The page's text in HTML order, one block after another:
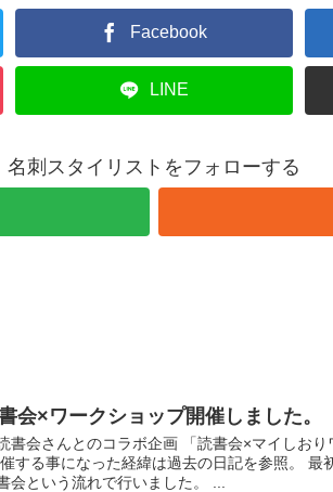
Facebook
LINE
名刺スタイリストをフォローする
会×ワークショップ開催しました。
書会さんとのコラボ企画 「読書会×マイしお
する事になった経緯は過去の日記を参照。 最
会という流れで行いました。 ...